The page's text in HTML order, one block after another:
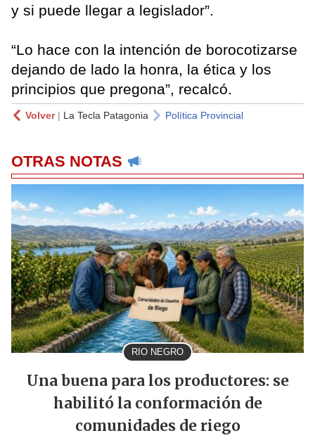
y si puede llegar a legislador”.
“Lo hace con la intención de borocotizarse
dejando de lado la honra, la ética y los
principios que pregona”, recalcó.
Volver| La Tecla Patagonia Política Provincial
OTRAS NOTAS
RIO NEGRO
Una buena para los productores: se
habilitó la conformación de
comunidades de riego